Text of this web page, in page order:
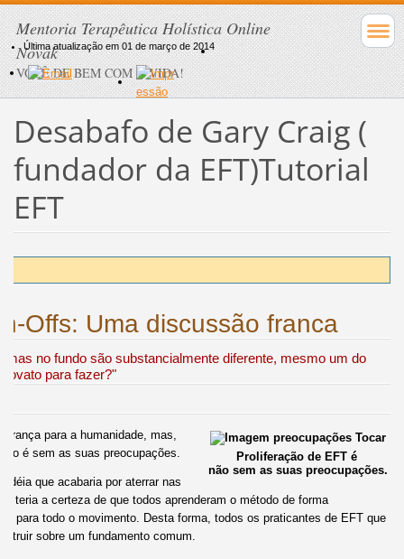
Mentoria Terapêutica Holística Online
Novak
VOCÊ DE BEM COM A VIDA!
Desabafo de Gary Craig (
fundador da EFT)Tutorial
EFT
Offs: Uma discussão franca
Última atualização em 01 de março de 2014
no fundo são substancialmente diferente, mesmo um do
para fazer?"
Proliferação de EFT é
não sem as suas preocupações.
para a humanidade, mas,
é sem as suas preocupações.
que acabaria por aterrar nas
teria a certeza de que todos aprenderam o método de forma
para todo o movimento. Desta forma, todos os praticantes de EFT que
sobre um fundamento comum.